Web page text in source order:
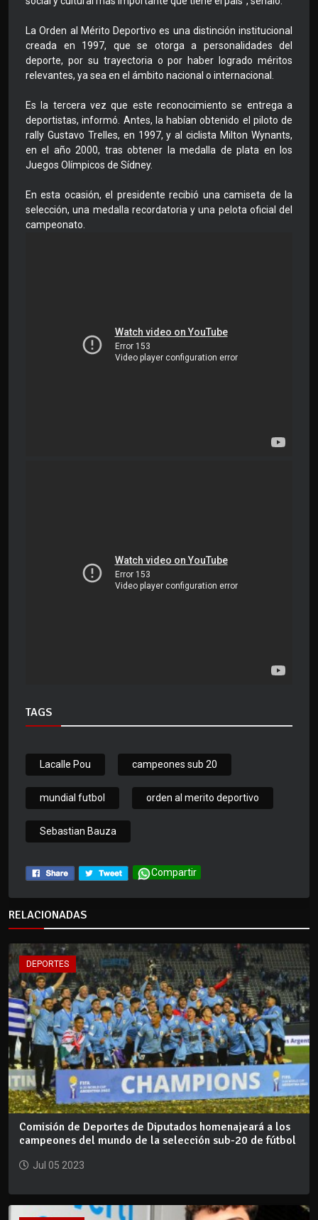
La Orden al Mérito Deportivo es una distinción institucional
creada en 1997, que se otorga a personalidades del
deporte, por su trayectoria o por haber logrado méritos
relevantes, ya sea en el ámbito nacional o internacional.
Es la tercera vez que este reconocimiento se entrega a
deportistas, informó. Antes, la habían obtenido el piloto de
rally Gustavo Trelles, en 1997, y al ciclista Milton Wynants,
en el año 2000, tras obtener la medalla de plata en los
Juegos Olímpicos de Sídney.
En esta ocasión, el presidente recibió una camiseta de la
selección, una medalla recordatoria y una pelota oficial del
campeonato.
TAGS
Lacalle Pou campeones sub 20
mundial futbol orden al merito deportivo
Sebastian Bauza
Compartir
RELACIONADAS
DEPORTES
Comisión de Deportes de Diputados homenajeará a los
campeones del mundo de la selección sub-20 de fútbol
Jul 05 2023